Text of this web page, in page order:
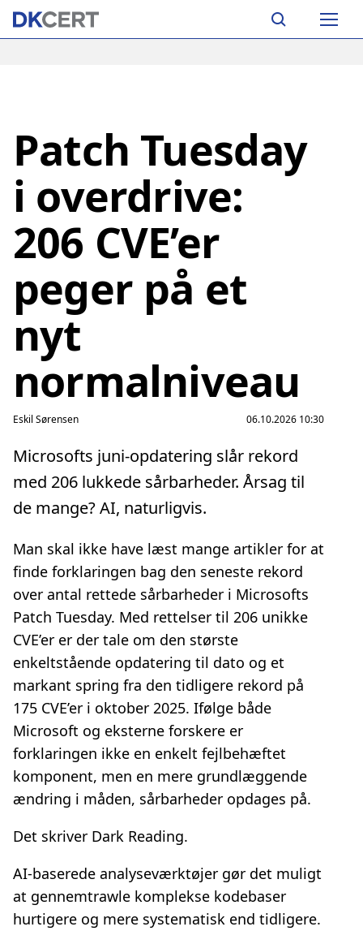
Skip
Main
Patch Tuesday
i overdrive:
206 CVE’er
peger på et
nyt
normalniveau
Eskil Sørensen 06.10.2026 10:30
Microsofts juni-opdatering slår rekord
med 206 lukkede sårbarheder. Årsag til
de mange? AI, naturligvis.
Man skal ikke have læst mange artikler for at
finde forklaringen bag den seneste rekord
over antal rettede sårbarheder i Microsofts
Patch Tuesday. Med rettelser til 206 unikke
CVE’er er der tale om den største
enkeltstående opdatering til dato og et
markant spring fra den tidligere rekord på
175 CVE’er i oktober 2025. Ifølge både
Microsoft og eksterne forskere er
forklaringen ikke en enkelt fejlbehæftet
komponent, men en mere grundlæggende
ændring i måden, sårbarheder opdages på.
Det skriver Dark Reading.
AI-baserede analyseværktøjer gør det muligt
at gennemtrawle komplekse kodebaser
hurtigere og mere systematisk end tidligere.